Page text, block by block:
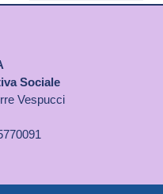
Sociale
Vespucci